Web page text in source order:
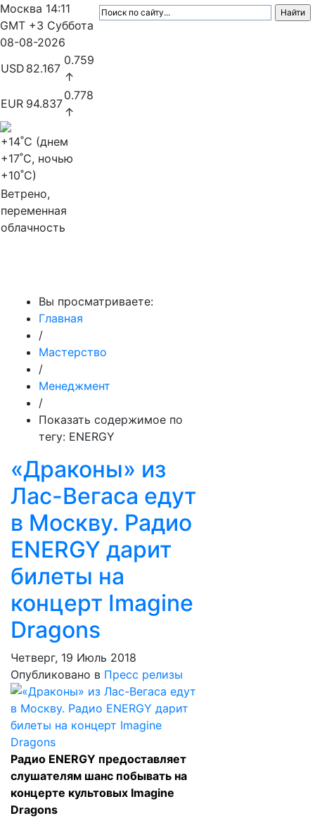
Москва 14:11
GMT +3 Суббота
08-08-2026
USD 82.167
0.759
↑
EUR 94.837
0.778
↑
+14˚C (днем
+17˚C, ночью
+10˚C)
Ветрено,
переменная
облачность
Вы просматриваете:
Главная
/
Мастерство
/
Менеджмент
/
Показать содержимое по
тегу: ENERGY
«Драконы» из
Лас-Вегаса едут
в Москву. Радио
ENERGY дарит
билеты на
концерт Imagine
Dragons
Четверг, 19 Июль 2018
Опубликовано в Пресс релизы
Радио ENERGY предоставляет
слушателям шанс побывать на
концерте культовых Imagine
Dragons